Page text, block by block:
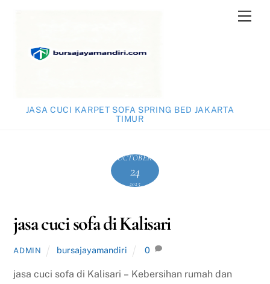
JASA CUCI KARPET SOFA SPRING BED JAKARTA
TIMUR
OCTOBER
24
2025
jasa cuci sofa di Kalisari
ADMIN bursajayamandiri 0
jasa cuci sofa di Kalisari – Kebersihan rumah dan